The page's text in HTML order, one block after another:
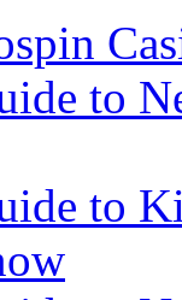
to
to